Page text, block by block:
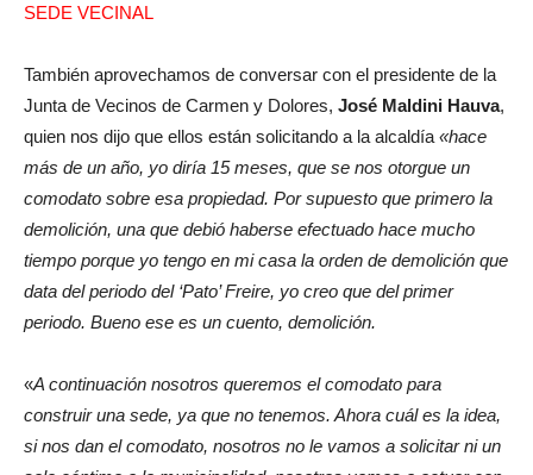
SEDE VECINAL
También aprovechamos de conversar con el presidente de la
Junta de Vecinos de Carmen y Dolores, José Maldini Hauva,
quien nos dijo que ellos están solicitando a la alcaldía «hace
más de un año, yo diría 15 meses, que se nos otorgue un
comodato sobre esa propiedad. Por supuesto que primero la
demolición, una que debió haberse efectuado hace mucho
tiempo porque yo tengo en mi casa la orden de demolición que
data del periodo del ‘Pato’ Freire, yo creo que del primer
periodo. Bueno ese es un cuento, demolición.
«A continuación nosotros queremos el comodato para
construir una sede, ya que no tenemos. Ahora cuál es la idea,
si nos dan el comodato, nosotros no le vamos a solicitar ni un